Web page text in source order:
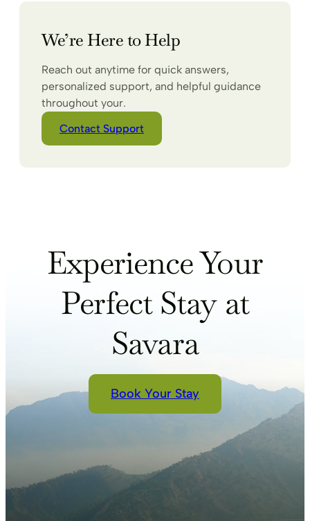
We’re Here to Help
Reach out anytime for quick answers,
personalized support, and helpful guidance
throughout your.
Contact Support
Experience Your
Perfect Stay at
Savara
Book Your Stay